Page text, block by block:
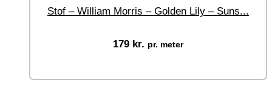
Stof – William Morris – Golden Lily – Suns...
179 kr. pr. meter